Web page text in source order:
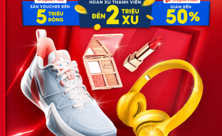
SĐT: 0981 448 766
Email:
hotro@timviec.com.vn
VỀ CHÚNG TÔI
News.timviec.com.vn là website cung cấp thông tin liên quan đến
nhân sự, nghề nghiệp do Timviec.com.vn vận hành nhằm giúp
doanh nghiệp, nhân sự tuyển dụng, người đi làm, người tìm việc
cập nhật thông tin và đáp ứng được mong muốn của mình.
KẾT NỐI